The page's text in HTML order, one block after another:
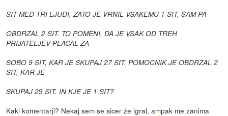
SIT MED TRI LJUDI, ZATO JE VRNIL VSAKEMU 1 SIT, SAM PA
OBDRZAL 2 SIT. TO POMENI, DA JE VSAK OD TREH
PRIJATELJEV PLACAL ZA
SOBO 9 SIT, KAR JE SKUPAJ 27 SIT. POMOCNIK JE OBDRZAL 2
SIT, KAR JE
SKUPAJ 29 SIT. IN KJE JE 1 SIT?
Kaki komentarji? Nekaj sem se sicer že igral, ampak me zanima